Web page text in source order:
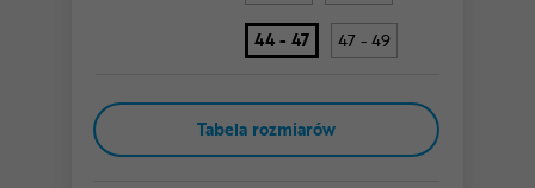
44 - 47 47 - 49
Tabela rozmiarów